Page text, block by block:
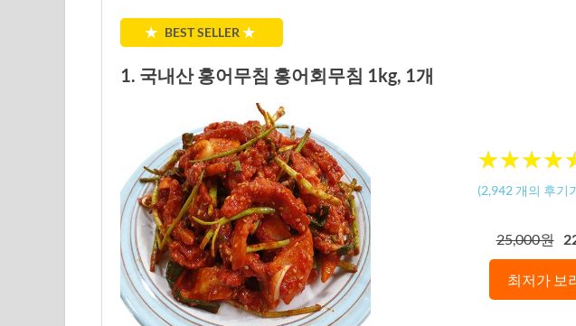
★ BEST SELLER★
1. 국내산 홍어무침 홍어회무침 1kg, 1개
★★★★
★★★★
(2,942개의 후기
25,000원
최저가 보